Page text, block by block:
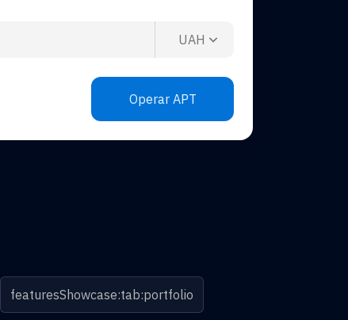
UAH
Operar APT
featuresShowcase:tab:portfolio